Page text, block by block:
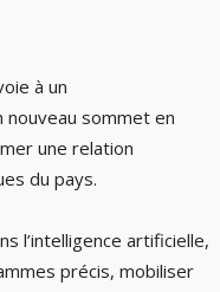
à un
nouveau sommet en
une relation
du pays.
l’intelligence artificielle,
précis, mobiliser